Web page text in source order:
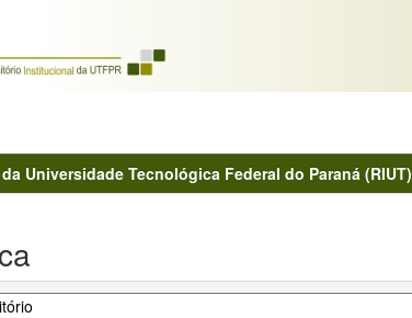
Universidade Tecnológica Federal do Paraná (RIUT)